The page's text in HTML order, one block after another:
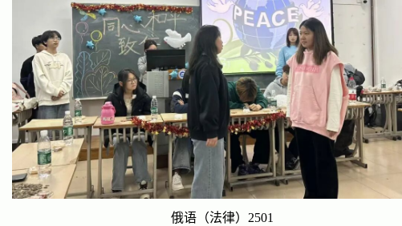
俄语（法律）2501